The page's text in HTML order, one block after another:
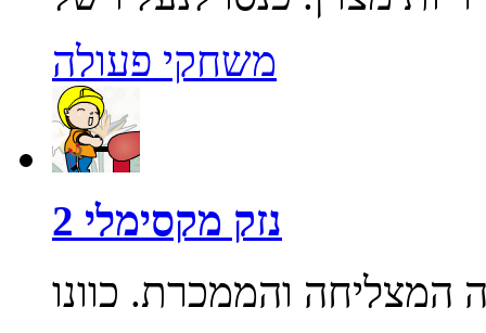
משחקי פעולה
נזק מקסימלי 2